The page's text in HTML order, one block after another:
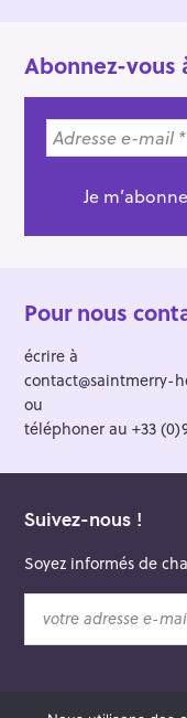
Abonnez-vous
Pour nous
écrire à
contact@saintmerry-
ou
téléphoner au +33
Suivez-nous !
Soyez informés de
t